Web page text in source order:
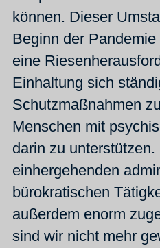
können. Dieser
Beginn der
eine
Einhaltung sich
Schutzmaßnahmen
Menschen mit
darin zu
einhergehenden
bürokratischen
außerdem enorm
sind wir nicht mehr